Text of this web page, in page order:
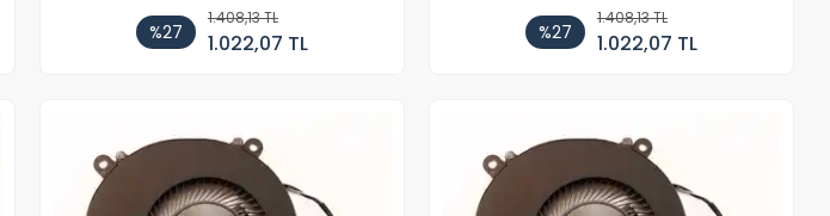
%27
1.408,13 TL
1.022,07 TL %27
1.408,13 TL
1.022,07 TL